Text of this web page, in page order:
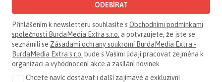
ODEBÍRAT
Přihlášením k newsletteru souhlasíte s Obchodními podmínkami
společnosti BurdaMedia Extra s.r.o. a potvrzujete, že jste se
seznámili se Zásadami ochrany soukromí BurdaMedia Extra -
BurdaMedia Extra s.r.o. bude s Vašimi údaji pracovat zejména k
organizaci a vyhodnocení akce a zasílání novinek.
Chcete navíc dostávat i další zajímavé a exkluzivní